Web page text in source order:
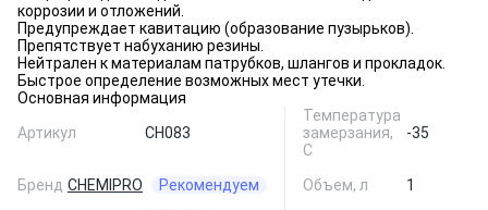
коррозии и отложений.
Предупреждает кавитацию (образование пузырьков).
Препятствует набуханию резины.
Нейтрален к материалам патрубков, шлангов и прокладок.
Быстрое определение возможных мест утечки.
Основная информация
Артикул
CH083
Бренд CHEMIPRO Рекомендуем
Температура
замерзания,
С
-35
Объем, л 1